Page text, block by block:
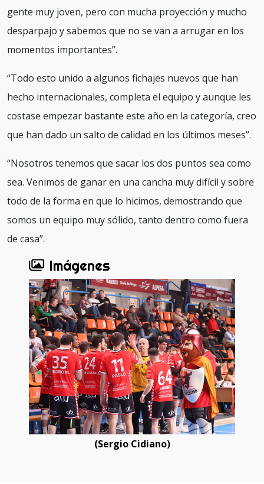
gente muy joven, pero con mucha proyección y mucho
desparpajo y sabemos que no se van a arrugar en los
momentos importantes”.
“Todo esto unido a algunos fichajes nuevos que han
hecho internacionales, completa el equipo y aunque les
costase empezar bastante este año en la categoría, creo
que han dado un salto de calidad en los últimos meses”.
“Nosotros tenemos que sacar los dos puntos sea como
sea. Venimos de ganar en una cancha muy difícil y sobre
todo de la forma en que lo hicimos, demostrando que
somos un equipo muy sólido, tanto dentro como fuera
de casa”.
Imágenes
(Sergio Cidiano)